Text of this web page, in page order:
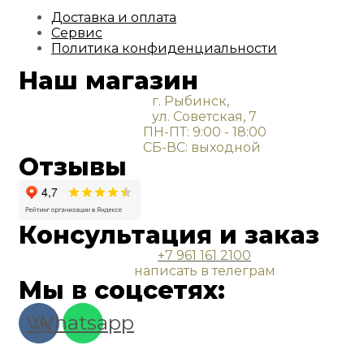
Доставка и оплата
Сервис
Политика конфиденциальности
Наш магазин
г. Рыбинск,
ул. Советская, 7
ПН-ПТ: 9:00 - 18:00
СБ-ВС: выходной
Отзывы
Консультация и заказ
+7 961 161 2100
написать в телеграм
Мы в соцсетях:
Vk
Whatsapp